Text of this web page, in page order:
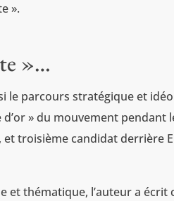
».
»…
le parcours stratégique et
» du mouvement pendant
troisième candidat derrière
et thématique, l’auteur a écrit